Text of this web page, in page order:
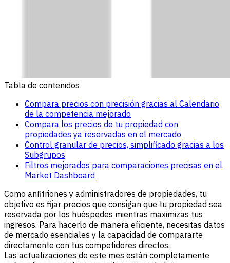
Tabla de contenidos
Compara precios con precisión gracias al Calendario
de la competencia mejorado
Compara los precios de tu propiedad con
propiedades ya reservadas en el mercado
Control granular de precios, simplificado gracias a los
Subgrupos
Filtros mejorados para comparaciones precisas en el
Market Dashboard
Como anfitriones y administradores de propiedades, tu
objetivo es fijar precios que consigan que tu propiedad sea
reservada por los huéspedes mientras maximizas tus
ingresos. Para hacerlo de manera eficiente, necesitas datos
de mercado esenciales y la capacidad de compararte
directamente con tus competidores directos.
Las actualizaciones de este mes están completamente